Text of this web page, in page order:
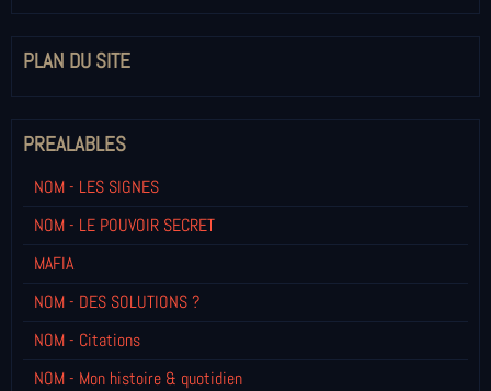
PLAN DU SITE
PREALABLES
NOM - LES SIGNES
NOM - LE POUVOIR SECRET
MAFIA
NOM - DES SOLUTIONS ?
NOM - Citations
NOM - Mon histoire & quotidien